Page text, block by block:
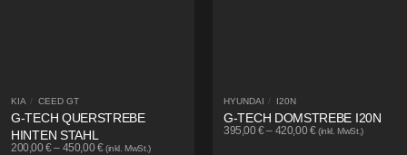
KIA / CEED GT
G-TECH QUERSTREBE
HINTEN STAHL
200,00€– 450,00€ (inkl. MwSt.)
HYUNDAI / I20N
G-TECH DOMSTREBE I20N
395,00€– 420,00€ (inkl. MwSt.)